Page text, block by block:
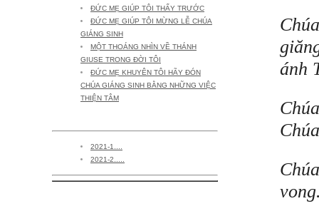
ĐỨC MẸ GIÚP TÔI THẤY TRƯỚC
ĐỨC MẸ GIÚP TÔI MỪNG LỄ CHÚA
GIÁNG SINH
MỘT THOÁNG NHÌN VỀ THÁNH
GIUSE TRONG ĐỜI TÔI
ĐỨC MẸ KHUYÊN TÔI HÃY ĐÓN
CHÚA GIÁNG SINH BẰNG NHỮNG VIỆC
THIỆN TÂM
2021-1....
2021-2.....
ánh